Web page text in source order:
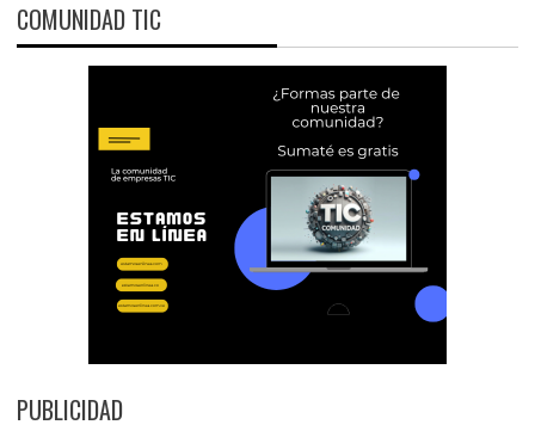
COMUNIDAD TIC
PUBLICIDAD